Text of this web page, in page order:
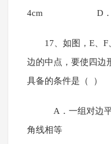
4cm D．
17、如图，E、
边的中点，要使四边
具备的条件是（ ）
A．一组对边
角线相等